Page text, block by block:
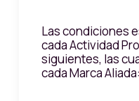
Las condiciones
cada Actividad
siguientes, las
cada Marca Aliada: